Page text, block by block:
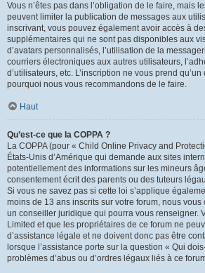
Vous n’êtes pas dans l’obligation de le faire, mais
peuvent limiter la publication de messages aux
inscrivant, vous pouvez également avoir accès à
supplémentaires qui ne sont pas disponibles aux
d’avatars personnalisés, l’utilisation de la
courriers électroniques aux autres utilisateurs,
d’utilisateurs, etc. L’inscription ne vous prend qu’un
pourquoi nous vous recommandons de le faire.
Haut
Qu’est-ce que la COPPA ?
La COPPA (pour « Child Online Privacy and
États-Unis d’Amérique qui demande aux sites
potentiellement des informations sur les mineurs
consentement écrit des parents ou des tuteurs
Si vous ne savez pas si cette loi s’applique
moins de 13 ans inscrits sur votre forum, nous
un conseiller juridique qui pourra vous renseigner.
Limited et que les propriétaires de ce forum ne
d’assistance légale et ne doivent donc pas être
lorsque l’assistance porte sur la question « Qui
problèmes d’abus ou d’ordres légaux liés à ce